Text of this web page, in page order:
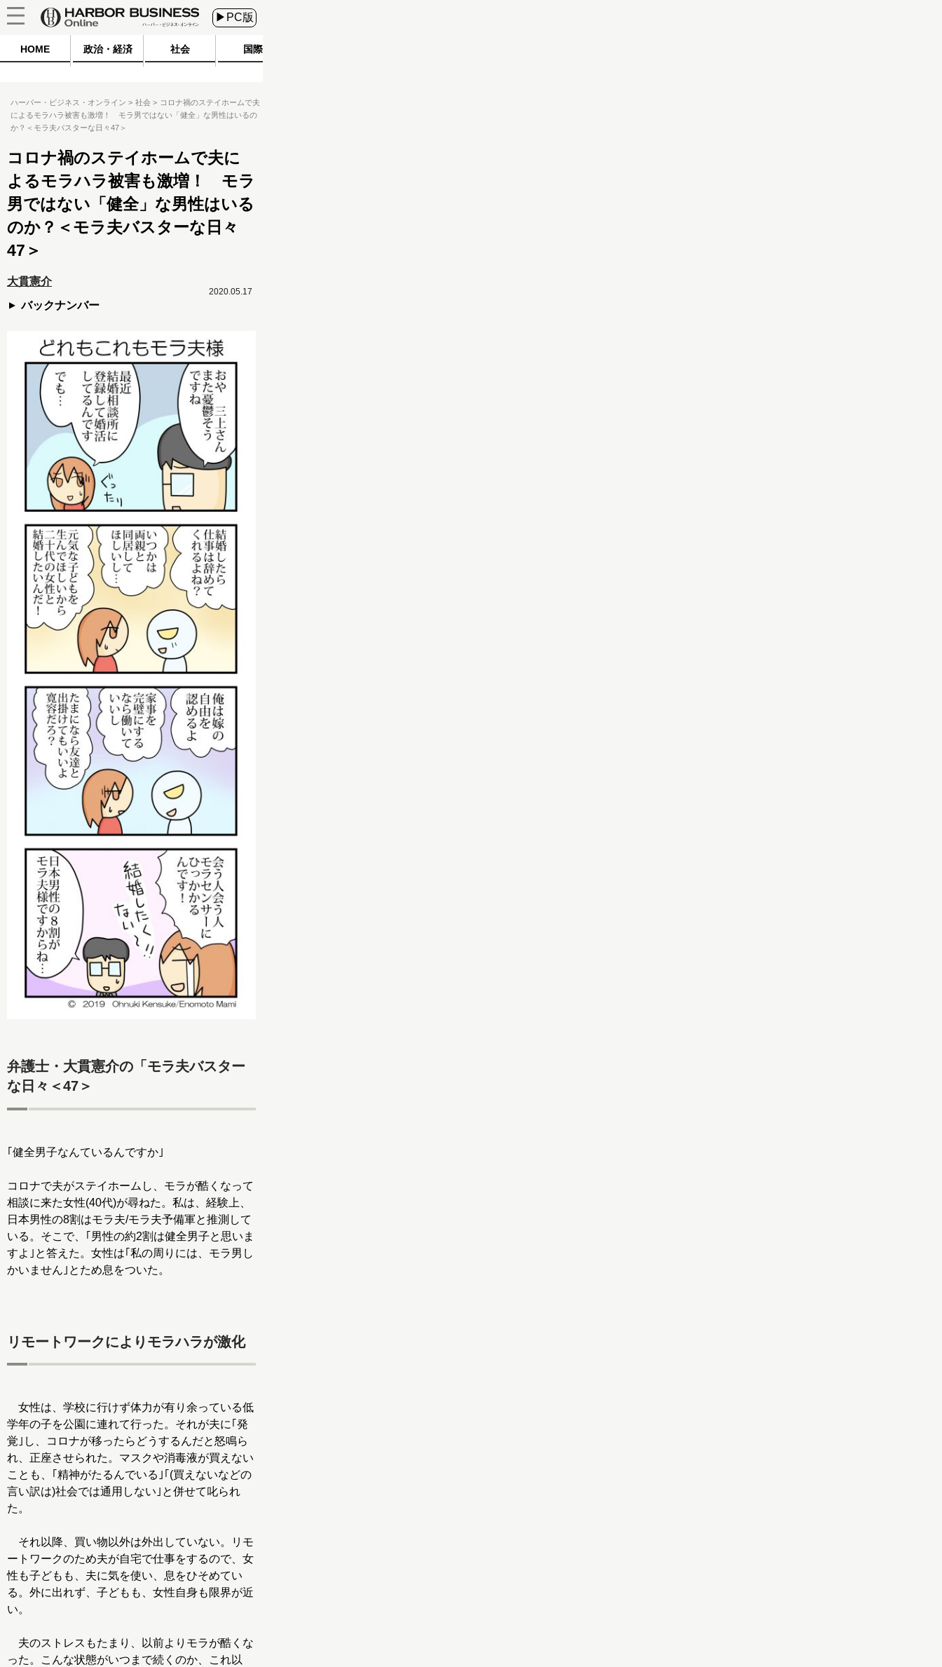
▶PC版
HOME 政治・経済 社会 国際
ハーバー・ビジネス・オンライン 社会
コロナ禍のステイホームで夫
によるモラハラ被害も激増！ モラ男ではない「健全」な男性はいるの
か？＜モラ夫バスターな日々47＞
コロナ禍のステイホームで夫に
よるモラハラ被害も激増！ モラ
男ではない「健全」な男性はいる
のか？＜モラ夫バスターな日々
47＞
大貫憲介
バックナンバー
2020.05.17
弁護士・大貫憲介の「モラ夫バスター
な日々＜47＞
｢健全男子なんているんですか｣
コロナで夫がステイホームし、モラが酷くなって
相談に来た女性(40代)が尋ねた。私は、経験上、
日本男性の8割はモラ夫/モラ夫予備軍と推測して
いる。そこで、｢男性の約2割は健全男子と思いま
すよ｣と答えた。女性は｢私の周りには、モラ男し
かいません｣とため息をついた。
リモートワークによりモラハラが激化
女性は、学校に行けず体力が有り余っている低
学年の子を公園に連れて行った。それが夫に｢発
覚｣し、コロナが移ったらどうするんだと怒鳴ら
れ、正座させられた。マスクや消毒液が買えない
ことも、｢精神がたるんでいる｣｢(買えないなどの
言い訳は)社会では通用しない｣と併せて叱られ
た。
それ以降、買い物以外は外出していない。リモ
ートワークのため夫が自宅で仕事をするので、女
性も子どもも、夫に気を使い、息をひそめてい
る。外に出れず、子どもも、女性自身も限界が近
い。
夫のストレスもたまり、以前よりモラが酷くな
った。こんな状態がいつまで続くのか、これ以